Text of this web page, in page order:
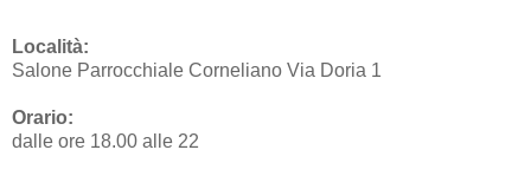
Località:
Salone Parrocchiale Corneliano Via Doria 1
Orario:
dalle ore 18.00 alle 22